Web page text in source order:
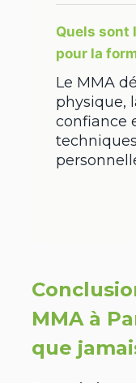
Quels sont
pour la
Le MMA
physique,
confiance
MMA à
que